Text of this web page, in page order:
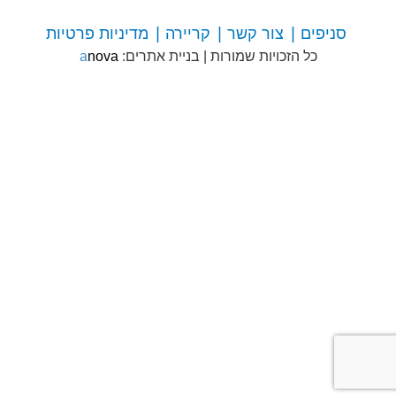
סניפים צור קשר קריירה מדיניות פרטיות
כל הזכויות שמורות בניית אתרים: צור
anova